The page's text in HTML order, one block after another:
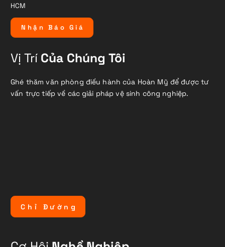
HCM
N hậ n B á o G i á
Vị TríCủa Chúng Tôi
Ghé thăm văn phòng điều hành của Hoàn Mỹ để được tư
vấn trực tiếp về các giải pháp vệ sinh công nghiệp.
C h ỉ Đ ư ờ n g